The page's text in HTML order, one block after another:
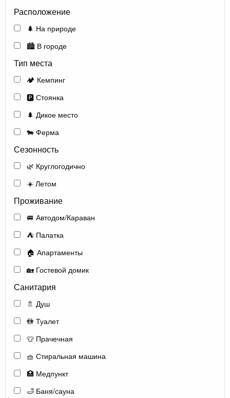
Расположение
🌲 На природе
🏙️ В городе
Тип места
🏕️ Кемпинг
🅿️ Стоянка
🌲 Дикое место
🐄 Ферма
Сезонность
🌿 Круглогодично
☀️ Летом
Проживание
🚐 Автодом/Караван
⛺ Палатка
🏠 Апартаменты
🏡 Гостевой домик
Санитария
🚿 Душ
🚻 Туалет
👕 Прачечная
🧺 Стиральная машина
🏥 Медпункт
🛁 Баня/сауна